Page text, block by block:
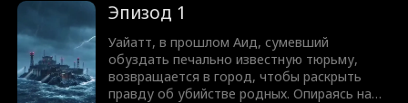
Эпизод 1
Уайатт, в прошлом Аид, сумевший
обуздать печально известную тюрьму,
возвращается в город, чтобы раскрыть
правду об убийстве родных. Опираясь на